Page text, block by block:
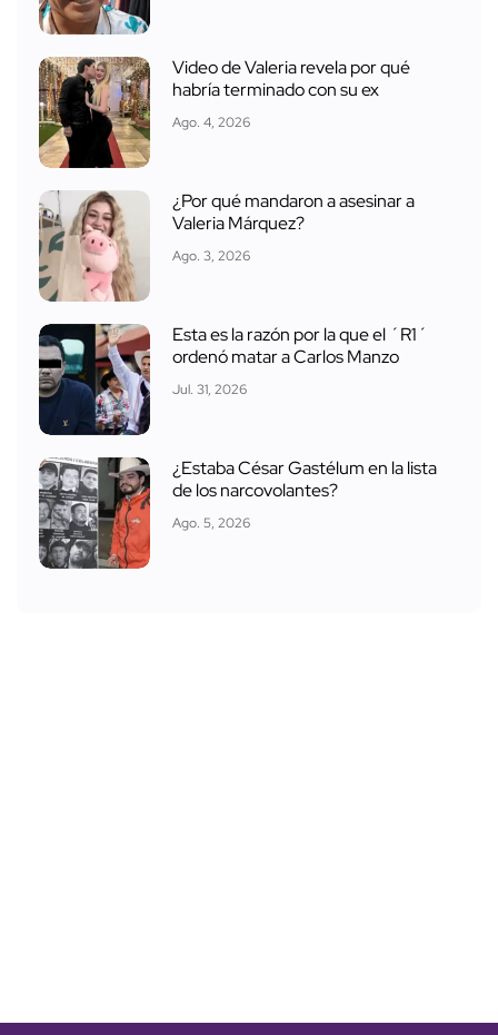
Video de Valeria revela por qué
habría terminado con su ex
Ago. 4, 2026
¿Por qué mandaron a asesinar a
Valeria Márquez?
Ago. 3, 2026
Esta es la razón por la que el ´R1´
ordenó matar a Carlos Manzo
Jul. 31, 2026
¿Estaba César Gastélum en la lista
de los narcovolantes?
Ago. 5, 2026